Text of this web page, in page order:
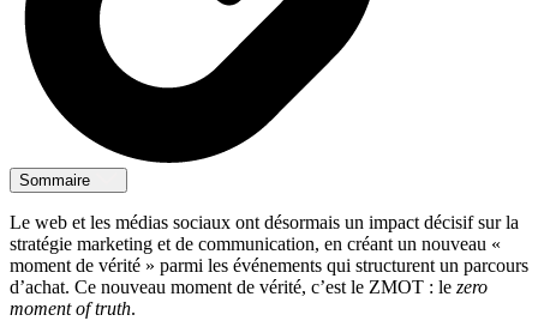
Sommaire
Le web et les médias sociaux ont désormais un impact décisif sur la
stratégie marketing et de communication, en créant un nouveau «
moment de vérité » parmi les événements qui structurent un parcours
d’achat. Ce nouveau moment de vérité, c’est le ZMOT : le zero
moment of truth.